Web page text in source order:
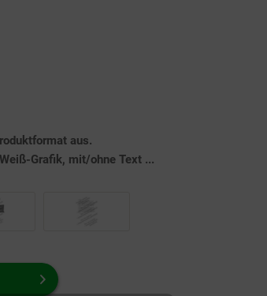
aus.
Grafik, mit/ohne Text ...